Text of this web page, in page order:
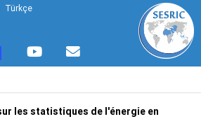
Türkçe
les statistiques de l'énergie en